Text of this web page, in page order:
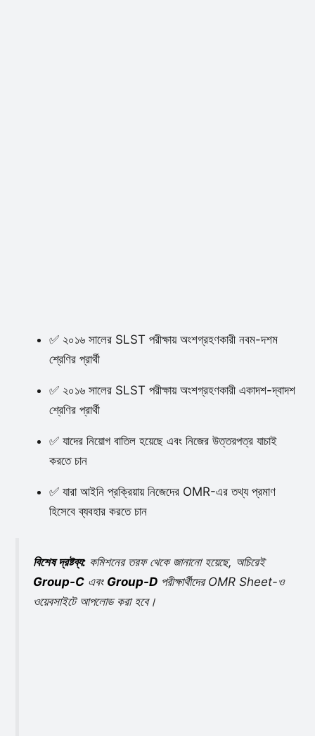
✅ ২০১৬ সালের SLST পরীক্ষায় অংশগ্রহণকারী নবম-দশম
শ্রেণির প্রার্থী
✅ ২০১৬ সালের SLST পরীক্ষায় অংশগ্রহণকারী একাদশ-দ্বাদশ
শ্রেণির প্রার্থী
✅ যাদের নিয়োগ বাতিল হয়েছে এবং নিজের উত্তরপত্র যাচাই
করতে চান
✅ যারা আইনি প্রক্রিয়ায় নিজেদের OMR-এর তথ্য প্রমাণ
হিসেবে ব্যবহার করতে চান
বিশেষ দ্রষ্টব্য:কমিশনের তরফ থেকে জানানো হয়েছে, অচিরেই
Group-Cএবং Group-Dপরীক্ষার্থীদের OMR Sheet-ও
ওয়েবসাইটে আপলোড করা হবে।